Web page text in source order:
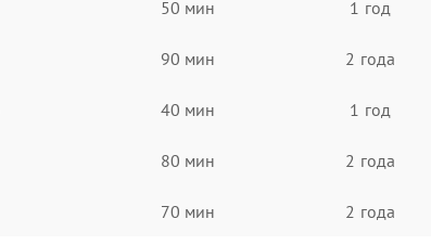
50 мин 1 год
90 мин 2 года
40 мин 1 год
80 мин 2 года
70 мин 2 года